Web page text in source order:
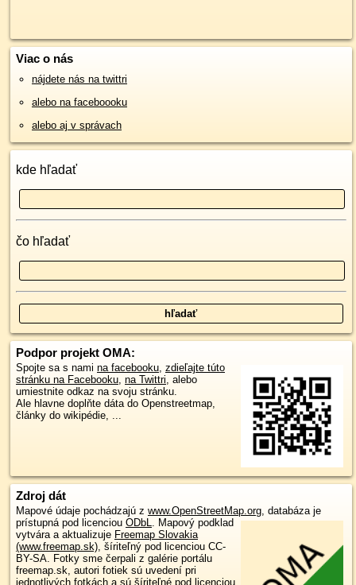
Viac o nás
nájdete nás na twittri
alebo na faceboooku
alebo aj v správach
kde hľadať
čo hľadať
Podpor projekt OMA:
Spojte sa s nami na facebooku, zdieľajte túto
stránku na Facebooku, na Twittri, alebo
umiestnite odkaz na svoju stránku.
Ale hlavne doplňte dáta do Openstreetmap,
články do wikipédie, ...
Zdroj dát
Mapové údaje pochádzajú z www.OpenStreetMap.org, databáza je
prístupná pod licenciou ODbL. Mapový podklad
vytvára a aktualizuje Freemap Slovakia
(www.freemap.sk), šíriteľný pod licenciou CC-
BY-SA. Fotky sme čerpali z galérie portálu
freemap.sk, autori fotiek sú uvedení pri
jednotlivých fotkách a sú šíriteľné pod licenciou